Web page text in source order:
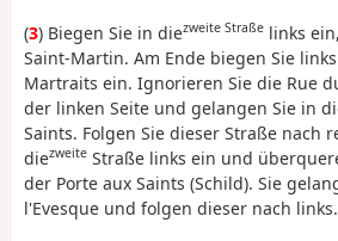
(3) Biegen Sie in diezweite Straße links
Saint-Martin. Am Ende biegen Sie
Martraits ein. Ignorieren Sie die Rue
der linken Seite und gelangen Sie in
Saints. Folgen Sie dieser Straße nach
diezweite Straße links ein und
der Porte aux Saints (Schild). Sie
l'Evesque und folgen dieser nach links.